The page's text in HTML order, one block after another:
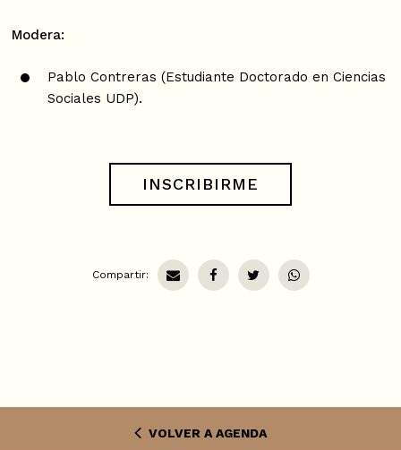
Modera:
Pablo Contreras (Estudiante Doctorado en Ciencias
Sociales UDP).
INSCRIBIRME
Compartir:
VOLVER A AGENDA